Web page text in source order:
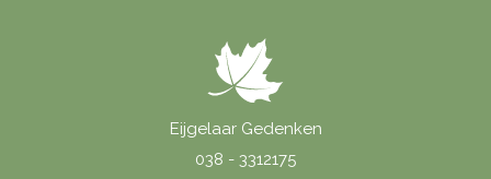
Eijgelaar Gedenken
038 - 3312175